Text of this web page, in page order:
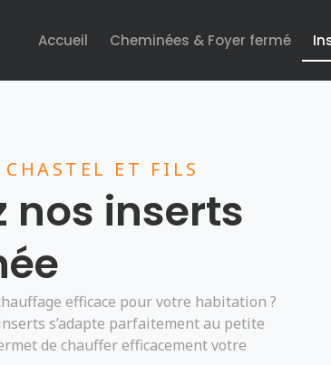
Accueil Cheminées & Foyer fermé
ET FILS
nos inserts
efficace pour votre habitation ?
s’adapte parfaitement au petite
de chauffer efficacement votre